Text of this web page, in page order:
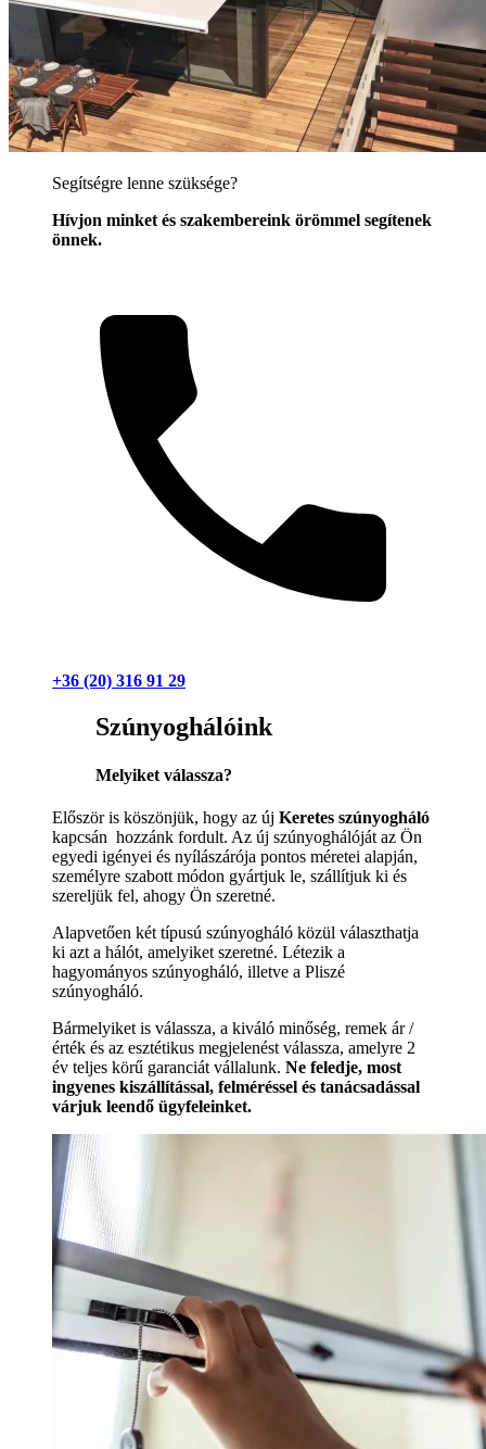
Segítségre lenne szüksége?
Hívjon minket és szakembereink örömmel segítenek
önnek.
+36 (20) 316 91 29
Szúnyoghálóink
Melyiket válassza?
Először is köszönjük, hogy az új Keretes szúnyogháló
kapcsán hozzánk fordult. Az új szúnyoghálóját az Ön
egyedi igényei és nyílászárója pontos méretei alapján,
személyre szabott módon gyártjuk le, szállítjuk ki és
szereljük fel, ahogy Ön szeretné.
Alapvetően két típusú szúnyogháló közül választhatja
ki azt a hálót, amelyiket szeretné. Létezik a
hagyományos szúnyogháló, illetve a Pliszé
szúnyogháló.
Bármelyiket is válassza, a kiváló minőség, remek ár /
érték és az esztétikus megjelenést válassza, amelyre 2
év teljes körű garanciát vállalunk. Ne feledje, most
ingyenes kiszállítással, felméréssel és tanácsadással
várjuk leendő ügyfeleinket.